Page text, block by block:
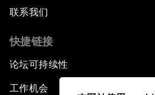
联系我们
快捷链接
论坛可持续性
工作机会